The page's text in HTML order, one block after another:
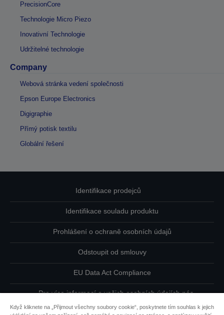
PrecisionCore
Technologie Micro Piezo
Inovativní Technologie
Udržitelné technologie
Company
Webová stránka vedení společnosti
Epson Europe Electronics
Digigraphie
Přímý potisk textilu
Globální řešení
Identifikace prodejců
Identifikace souladu produktu
Prohlášení o ochraně osobních údajů
Odstoupit od smlouvy
EU Data Act Compliance
Pro více informací o vašich osobních údajích nás
Když kliknete na „Přijmout všechny soubory cookie“, poskytnete tím souhlas k jejich